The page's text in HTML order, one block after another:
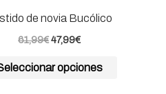
de novia Bucólico
61,99€47,99€
opciones